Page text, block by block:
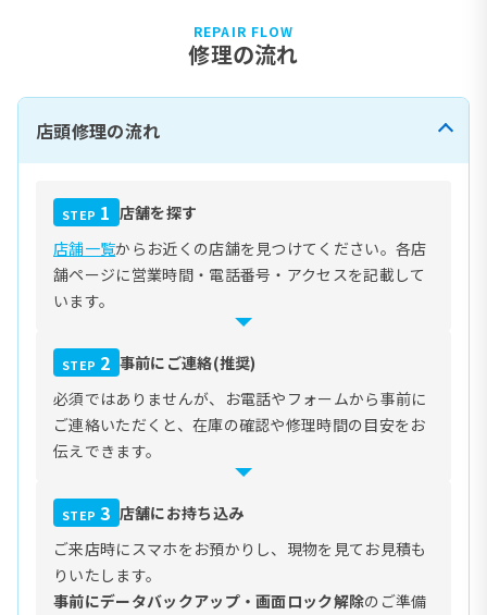
REPAIR FLOW
修理の流れ
店頭修理の流れ
STEP 1 店舗を探す
店舗一覧からお近くの店舗を見つけてください。各店
舗ページに営業時間・電話番号・アクセスを記載して
います。
STEP 2 事前にご連絡(推奨)
必須ではありませんが、お電話やフォームから事前に
ご連絡いただくと、在庫の確認や修理時間の目安をお
伝えできます。
STEP 3 店舗にお持ち込み
ご来店時にスマホをお預かりし、現物を見てお見積も
りいたします。
事前にデータバックアップ・画面ロック解除のご準備